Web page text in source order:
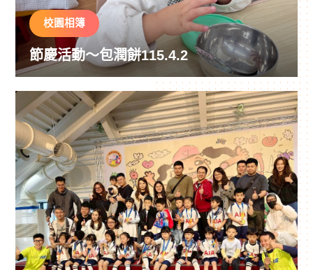
校園相簿
節慶活動～包潤餅115.4.2